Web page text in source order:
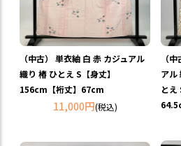
（中古） 単衣紬 白 赤 カジュアル
織り 椿 ひとえ S【身丈】
156cm【裄丈】67cm
11,000円(税込)
（
アル
とえ